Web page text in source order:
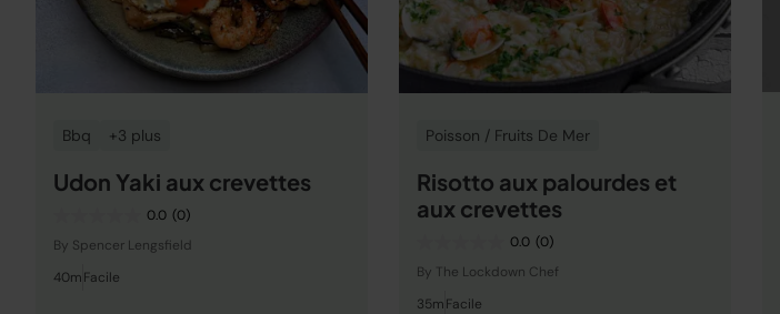
Bbq +3 plus
Udon Yaki aux crevettes
0.0 (0)
By Spencer Lengsfield
40mFacile
Poisson / Fruits De Mer
Risotto aux palourdes et
aux crevettes
0.0 (0)
By The Lockdown Chef
35mFacile